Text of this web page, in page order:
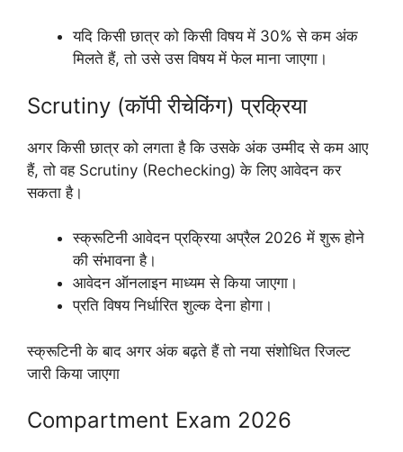
यदि किसी छात्र को किसी विषय में 30% से कम अंक
मिलते हैं, तो उसे उस विषय में फेल माना जाएगा।
Scrutiny (कॉपी रीचेकिंग) प्रक्रिया
अगर किसी छात्र को लगता है कि उसके अंक उम्मीद से कम आए
हैं, तो वह Scrutiny (Rechecking) के लिए आवेदन कर
सकता है।
स्क्रूटिनी आवेदन प्रक्रिया अप्रैल 2026 में शुरू होने
की संभावना है।
आवेदन ऑनलाइन माध्यम से किया जाएगा।
प्रति विषय निर्धारित शुल्क देना होगा।
स्क्रूटिनी के बाद अगर अंक बढ़ते हैं तो नया संशोधित रिजल्ट
जारी किया जाएगा
Compartment Exam 2026